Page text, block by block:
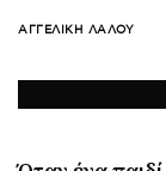
ΑΓΓΕΛΙΚΉ ΛΆΛΟΥ